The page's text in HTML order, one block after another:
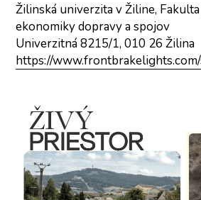
Žilinská univerzita v Žiline,
ekonomiky dopravy a spojov
Univerzitná 8215/1, 010 26 Žilina
https://